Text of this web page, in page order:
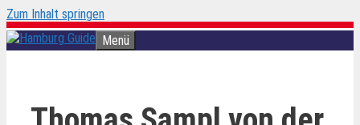
Zum Inhalt springen
Menü